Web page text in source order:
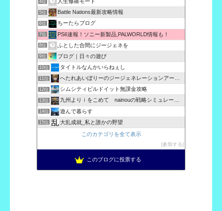
4位
5位 Battle Nations最新攻略情報
6位 ちーたらブログ
7位 PS6速報！ソニー新製品,PALWORLD情報も！
8位 ふとした合間にジージェネを
9位 ブログ｜日々の遊び
10位 タイトルなんかいらねぇし
11位 へたれあいぼりーのジージェネレーションアーカイブ
12位 シムシティビルドイット無課金攻略
13位 九州よりｉをこめて nainouの戦略シミュレーション攻略
14位 遊んで暮らす
15位 大乱成就_私と誰かの野望
このカテゴリを全て表示
参加する
このブログに投票する